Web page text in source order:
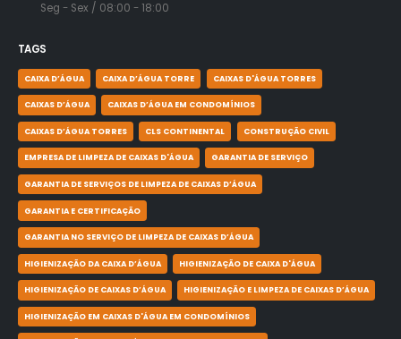
Seg - Sex / 08:00 - 18:00
TAGS
CAIXA D’ÁGUA CAIXA D’ÁGUA TORRE CAIXAS D'ÁGUA TORRES
CAIXAS D’ÁGUA CAIXAS D’ÁGUA EM CONDOMÍNIOS
CAIXAS D’ÁGUA TORRES CLS CONTINENTAL CONSTRUÇÃO CIVIL
EMPRESA DE LIMPEZA DE CAIXAS D'ÁGUA GARANTIA DE SERVIÇO
GARANTIA DE SERVIÇOS DE LIMPEZA DE CAIXAS D’ÁGUA
GARANTIA E CERTIFICAÇÃO
GARANTIA NO SERVIÇO DE LIMPEZA DE CAIXAS D’ÁGUA
HIGIENIZAÇÃO DA CAIXA D’ÁGUA HIGIENIZAÇÃO DE CAIXA D'ÁGUA
HIGIENIZAÇÃO DE CAIXAS D’ÁGUA HIGIENIZAÇÃO E LIMPEZA DE CAIXAS D’ÁGUA
HIGIENIZAÇÃO EM CAIXAS D'ÁGUA EM CONDOMÍNIOS